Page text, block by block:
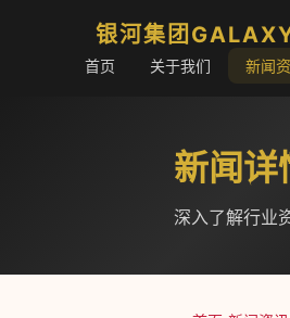
银河集团
首页 关于我们 新闻
新闻详
深入了解行业